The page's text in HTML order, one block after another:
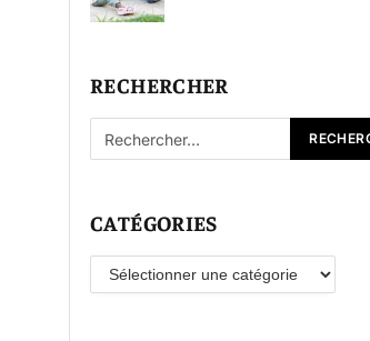
RECHERCHER
CATÉGORIES
Catégories